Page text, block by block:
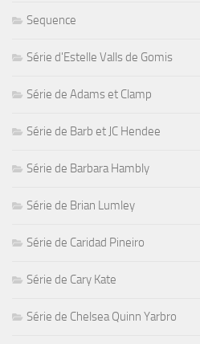
Sequence
Série d'Estelle Valls de Gomis
Série de Adams et Clamp
Série de Barb et JC Hendee
Série de Barbara Hambly
Série de Brian Lumley
Série de Caridad Pineiro
Série de Cary Kate
Série de Chelsea Quinn Yarbro